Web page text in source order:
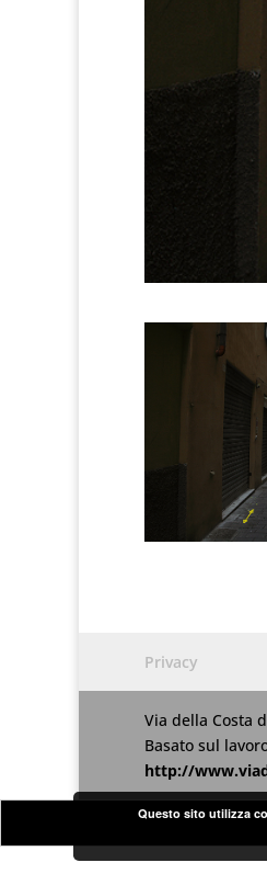
Privacy
Via della Costa
Basato sul
http://
Questo sito utilizza